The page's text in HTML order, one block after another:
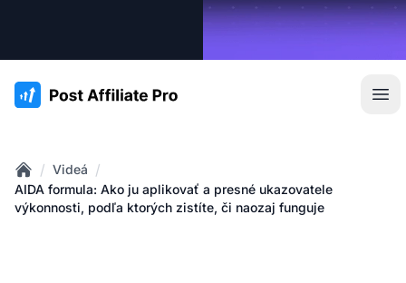
:site.title
Home
/ Videá /
AIDA formula: Ako ju aplikovať a presné ukazovatele
výkonnosti, podľa ktorých zistíte, či naozaj funguje